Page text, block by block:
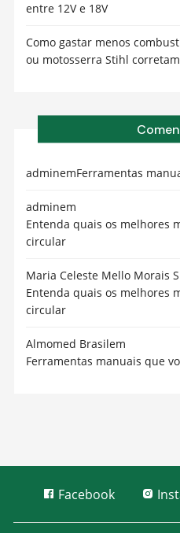
entre 12V e 18V
Como gastar menos
ou motosserra Stihl
adminemFerramentas
adminem
Entenda quais os melhores
circular
Maria Celeste Mello Morais
Entenda quais os melhores
circular
Almomed Brasilem
Ferramentas manuais que
Facebook